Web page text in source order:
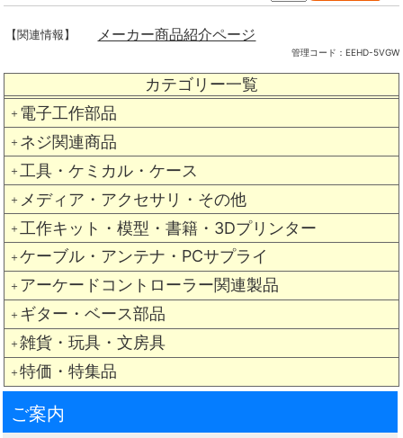
カテゴリー一覧
＋ 電子工作部品
＋ ネジ関連商品
＋ 工具・ケミカル・ケース
＋ メディア・アクセサリ・その他
＋ 工作キット・模型・書籍・3Dプリンター
＋ ケーブル・アンテナ・PCサプライ
＋ アーケードコントローラー関連製品
＋ ギター・ベース部品
＋ 雑貨・玩具・文房具
＋ 特価・特集品
【関連情報】 メーカー商品紹介ページ
管理コード： EEHD-5VGW
ご案内